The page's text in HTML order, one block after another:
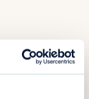
om? Hør